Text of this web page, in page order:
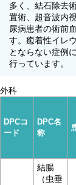
多く、結石除去
置術、超音波内
尿病患者の術前
す。癒着性イレ
とならない症例
行っています。
外科
DPCコ
ード
DPC名
称
結腸
（虫垂